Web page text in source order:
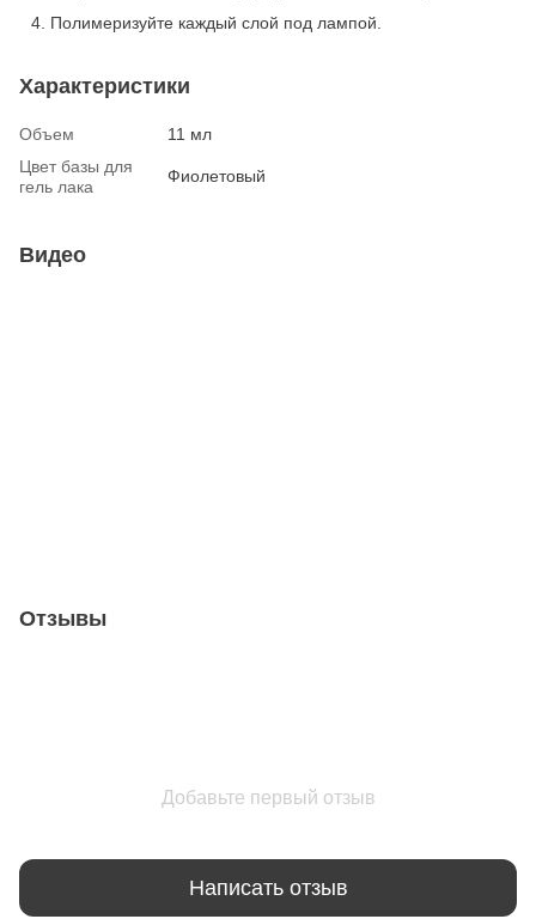
Полимеризуйте каждый слой под лампой.
Характеристики
Объем
11 мл
Цвет базы для
гель лака
Фиолетовый
Видео
Отзывы
Добавьте первый отзыв
Написать отзыв